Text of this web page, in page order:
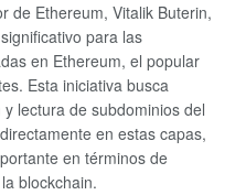
de Ethereum, Vitalik Buterin,
para las
en Ethereum, el popular
Esta iniciativa busca
lectura de subdominios del
en estas capas,
en términos de
blockchain.